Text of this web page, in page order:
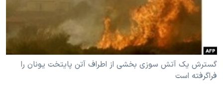
فرهنگ و زندگی
حقوق شهروندی
اقتصادی
علم و فناوری
اسرائیل در جنگ
مستندها
انتخابات ریاست جمهوری آمریکا ۲۰۲۴
حمله جمهوری اسلامی به اسرائیل
رمز مهسا
ورزش زنان در ایران
دنبال کنید
زبانهای مختلف
گسترش يک آتش سوزی بخشی از اطراف آتن پايتخت يونان را
فراگرفته است